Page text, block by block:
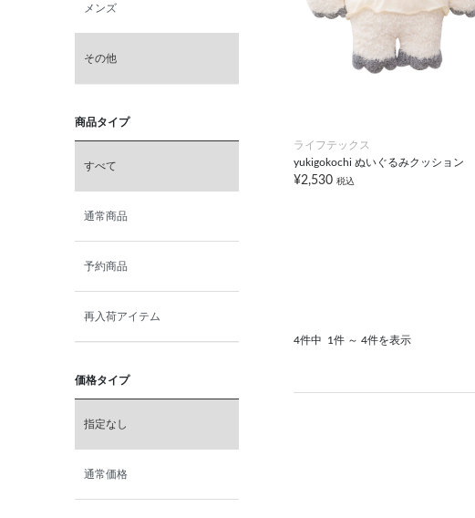
メンズ
その他
商品タイプ
すべて
通常商品
予約商品
再入荷アイテム
価格タイプ
指定なし
通常価格
ライフテックス
yukigokochi ぬいぐるみクッション
¥2,530 税込
4件中 1件 ～ 4件を表示